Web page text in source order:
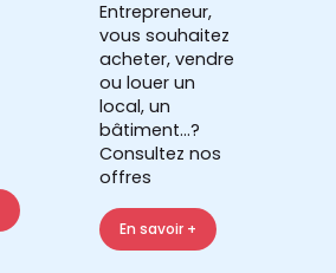
Entrepreneur,
vous souhaitez
acheter, vendre
ou louer un
local, un
bâtiment...?
Consultez nos
offres
En savoir +